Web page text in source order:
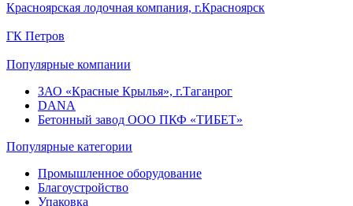
Красноярская лодочная компания, г.Красноярск
ГК Петров
Популярные компании
ЗАО «Красные Крылья», г.Таганрог
DANA
Бетонный завод ООО ПКФ «ТИБЕТ»
Популярные категории
Промышленное оборудование
Благоустройство
Упаковка